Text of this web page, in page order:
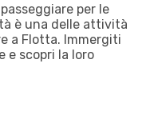
passeggiare per le
è una delle attività
a Flotta. Immergiti
e scopri la loro